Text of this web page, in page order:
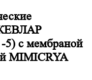
с мембраной
MIMICRYA